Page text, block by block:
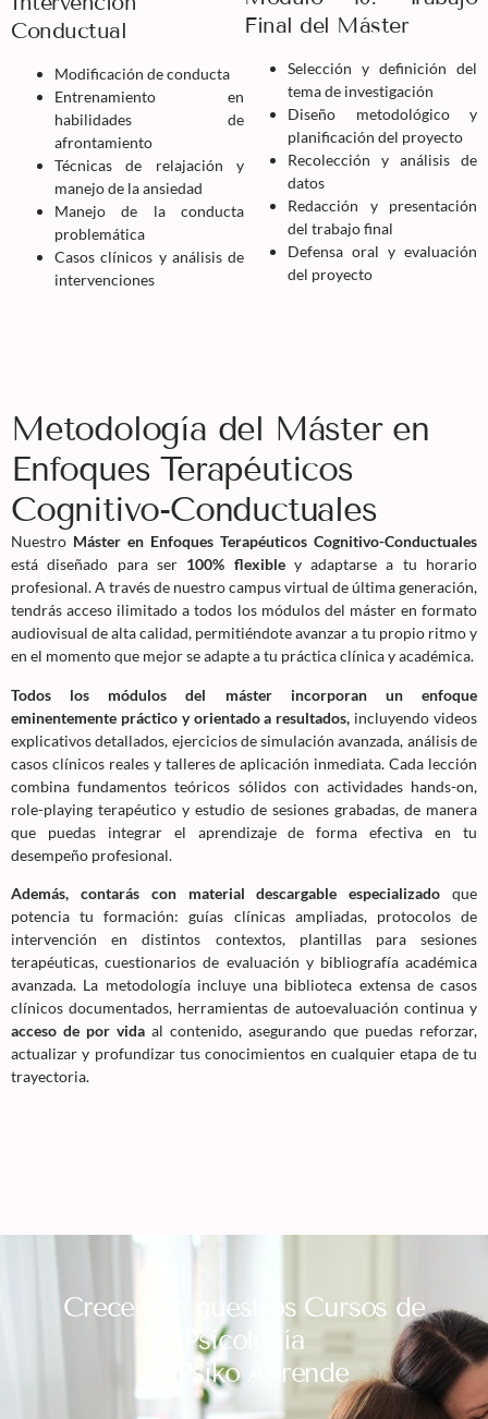
Conductual
Modificación de conducta
Entrenamiento en
habilidades de
afrontamiento
Técnicas de relajación y
manejo de la ansiedad
Manejo de la conducta
problemática
Casos clínicos y análisis de
intervenciones
Final del Máster
Selección y definición del
tema de investigación
Diseño metodológico y
planificación del proyecto
Recolección y análisis de
datos
Redacción y presentación
del trabajo final
Defensa oral y evaluación
del proyecto
Metodología del Máster en
Enfoques Terapéuticos
Cognitivo-Conductuales
Nuestro Máster en Enfoques Terapéuticos Cognitivo-Conductuales
está diseñado para ser 100% flexibley adaptarse a tu horario
profesional. A través de nuestro campus virtual de última generación,
tendrás acceso ilimitado a todos los módulos del máster en formato
audiovisual de alta calidad, permitiéndote avanzar a tu propio ritmo y
en el momento que mejor se adapte a tu práctica clínica y académica.
Todos los módulos del máster incorporan un enfoque
eminentemente práctico y orientado a resultados, incluyendo videos
explicativos detallados, ejercicios de simulación avanzada, análisis de
casos clínicos reales y talleres de aplicación inmediata. Cada lección
combina fundamentos teóricos sólidos con actividades hands-on,
role-playing terapéutico y estudio de sesiones grabadas, de manera
que puedas integrar el aprendizaje de forma efectiva en tu
desempeño profesional.
Además, contarás con material descargable especializado que
potencia tu formación: guías clínicas ampliadas, protocolos de
intervención en distintos contextos, plantillas para sesiones
terapéuticas, cuestionarios de evaluación y bibliografía académica
avanzada. La metodología incluye una biblioteca extensa de casos
clínicos documentados, herramientas de autoevaluación continua y
acceso de por vida al contenido, asegurando que puedas reforzar,
actualizar y profundizar tus conocimientos en cualquier etapa de tu
trayectoria.
Crece con nuestros Cursos de
Psicología
en Psiko Aprende